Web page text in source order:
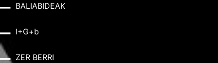
BALIABIDEAK
I+G+b
ZER BERRI